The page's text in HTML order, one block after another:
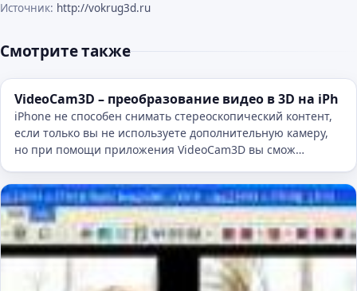
Источник: http://vokrug3d.ru
Смотрите также
VideoCam3D – преобразование видео в 3D на iPh
iPhone не способен снимать стереоскопический контент,
если только вы не используете дополнительную камеру,
но при помощи приложения VideoCam3D вы смож…